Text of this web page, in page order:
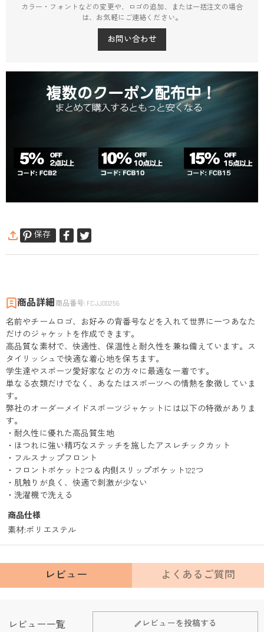
カラー・フォントなどの変更や、ロゴの追加、または一括注文の場合
は、お気軽にご連絡ください。
お問い合わせ
保存
商品詳細 商品番号: FCJJ00256
名前やチームロゴ、お好みの背番号などを入れて世界に一つあなた
だけのジャケットを作成できます。
高品質な素材で、快適性、保温性と耐久性を兼ね備えています。ス
タイリッシュで快適な着心地を保ちます。
学生達やスポーツ愛好家などの方々に最適な一着です。
単なる衣類だけでなく、あなたはスポーツへの情熱を象徴していま
す。
弊社のオーダーメイドスポーツジャケットには以下の特徴がありま
す。
・耐久性に優れた高品質生地
・ほつれに強い精巧なステッチを施したアスレチックカット
・フルスナップフロント
・フロントポケット2つ＆内側スリップポケット122つ
・肌触りが良く、快適で刺激が少ない
・洗濯機で洗える
商品仕様
素材:ポリエステル
レビュー よくあるご質問
レビュー一覧 レビューを投稿する
Fanscheerについて